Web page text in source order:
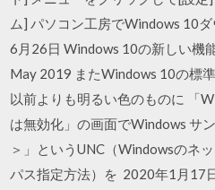
ム] パソコン工房でWindows 10
6月26日 Windows 10の新しい機
May 2019 またWindows 10の標
以前よりも明るい色のものに 「
は無効化」の画面でWindows サ
＞」というUNC（Windowsのネ
パス指定方法）を 2020年1月17